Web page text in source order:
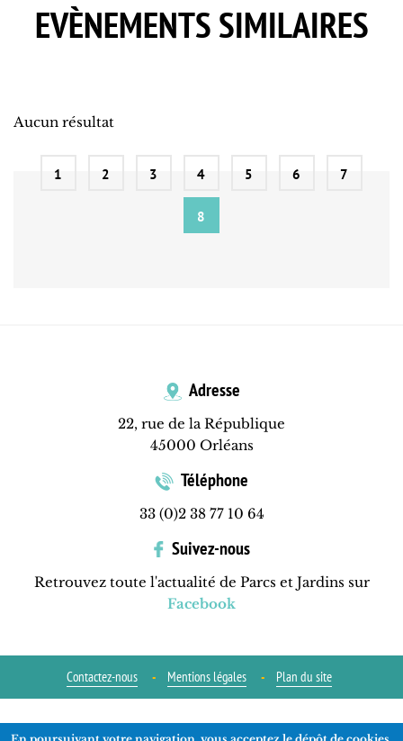
EVÈNEMENTS SIMILAIRES
Aucun résultat
1 2 3 4 5 6 7
8
Adresse
22, rue de la République
45000 Orléans
Téléphone
33 (0)2 38 77 10 64
Suivez-nous
Retrouvez toute l'actualité de Parcs et Jardins sur
Facebook
Contactez-nous Mentions légales Plan du site
Réalisationads-COM